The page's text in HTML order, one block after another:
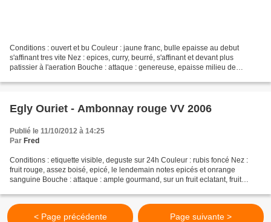
Conditions : ouvert et bu Couleur : jaune franc, bulle epaisse au debut
s'affinant tres vite Nez : epices, curry, beurré, s'affinant et devant plus
patissier à l'aeration Bouche : attaque : genereuse, epaisse milieu de
Egly Ouriet - Ambonnay rouge VV 2006
Publié le 11/10/2012 à 14:25
Par Fred
Conditions : etiquette visible, deguste sur 24h Couleur : rubis foncé Nez :
fruit rouge, assez boisé, epicé, le lendemain notes epicés et onrange
sanguine Bouche : attaque : ample gourmand, sur un fruit eclatant, fruit
< Page précédente Page suivante >